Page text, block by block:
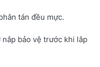
tán đều mực.
bảo vệ trước khi lắp